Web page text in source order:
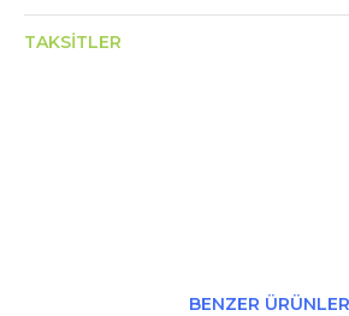
TAKSITLER
BENZER ÜRÜNLER